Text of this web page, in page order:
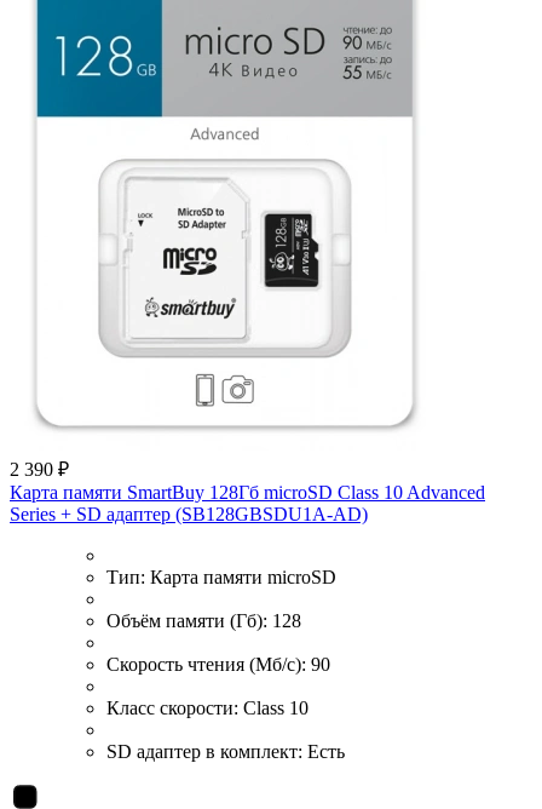
2 390 ₽
Карта памяти SmartBuy 128Гб microSD Class 10 Advanced
Series + SD адаптер (SB128GBSDU1A-AD)
Тип: Карта памяти microSD
Объём памяти (Гб): 128
Скорость чтения (Мб/с): 90
Класс скорости: Class 10
SD адаптер в комплект: Есть